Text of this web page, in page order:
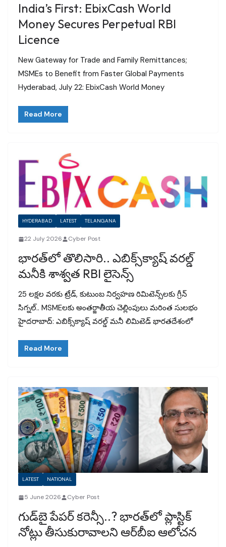
India’s First: EbixCash World
Money Secures Perpetual RBI
Licence
New Gateway for Trade and Family Remittances;
MSMEs to Benefit from Faster Global Payments
Hyderabad, July 22: EbixCash World Money
Read More
HYDERABAD LATEST TELANGANA
22 July 2026 Cyber Post
భారత్‌లో తొలిసారి.. ఎబిక్స్‌క్యాష్ వరల్డ్
మనీకి శాశ్వత RBI లైసెన్స్
₹25 లక్షల వరకు ట్రేడ్, కుటుంబ నిర్వహణ రిమిటెన్స్‌లకు గ్రీన్
సిగ్నల్.. MSMEలకు అంతర్జాతీయ చెల్లింపులు మరింత సులభం
హైదరాబాద్: ఎబిక్స్‌క్యాష్ వరల్డ్ మనీ లిమిటెడ్ భారతదేశంలో
Read More
LATEST NATIONAL
5 June 2026 Cyber Post
గుడ్‌బై పేపర్ కరెన్సీ..? భారత్‌లో ప్లాస్టిక్
నోట్లు తీసుకురావాలని ఆర్‌బీఐ ఆలోచన